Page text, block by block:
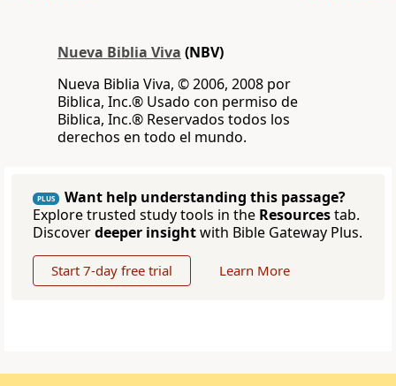
Nueva Biblia Viva (NBV)
Nueva Biblia Viva, © 2006, 2008 por
Biblica, Inc.® Usado con permiso de
Biblica, Inc.® Reservados todos los
derechos en todo el mundo.
PLUS
Want help understanding this passage?
Explore trusted study tools in the Resourcestab.
Discoverdeeper insightwith Bible Gateway Plus.
Start 7-day free trial Learn More